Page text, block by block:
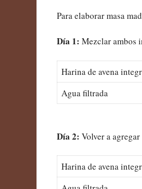
Para elaborar masa
Día 1: Mezclar ambos
Harina de avena
Agua filtrada
Día 2: Volver a
Harina de avena